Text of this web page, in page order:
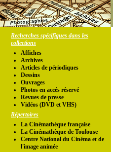
Recherches spécifiques dans les
collections
Affiches
Archives
Articles de périodiques
Dessins
Ouvrages
Photos en accés réservé
Revues de presse
Vidéos (DVD et VHS)
Répertoires
La Cinémathèque française
La Cinémathèque de Toulouse
Centre National du Cinéma et de
l'image animée